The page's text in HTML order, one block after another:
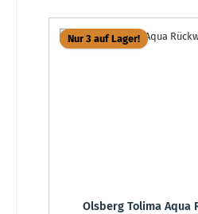
Nur 3 auf Lager!
Olsberg Tolima Aqua